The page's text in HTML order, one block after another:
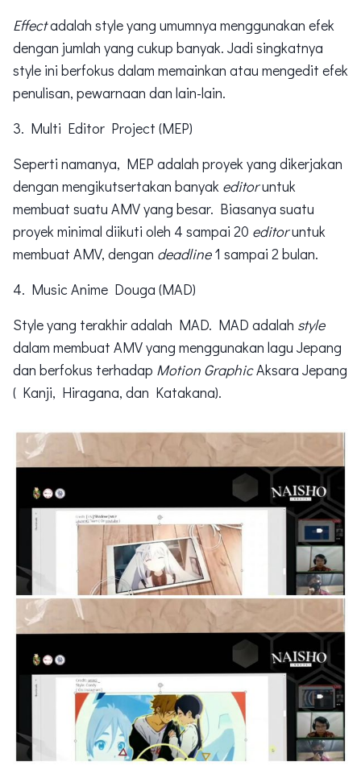
Effectadalah style yang umumnya menggunakan efek
dengan jumlah yang cukup banyak. Jadi singkatnya
style ini berfokus dalam memainkan atau mengedit efek
penulisan, pewarnaan dan lain-lain.
3. Multi Editor Project (MEP)
Seperti namanya, MEP adalah proyek yang dikerjakan
dengan mengikutsertakan banyak editoruntuk
membuat suatu AMV yang besar. Biasanya suatu
proyek minimal diikuti oleh 4 sampai 20 editoruntuk
membuat AMV, dengan deadline1 sampai 2 bulan.
4. Music Anime Douga (MAD)
Style yang terakhir adalah MAD. MAD adalah style
dalam membuat AMV yang menggunakan lagu Jepang
dan berfokus terhadap Motion GraphicAksara Jepang
( Kanji, Hiragana, dan Katakana).